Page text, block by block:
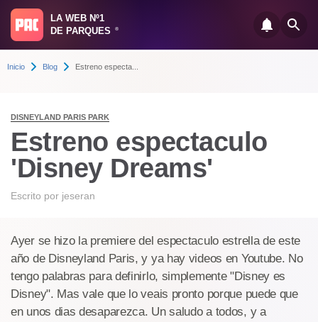
LA WEB Nº1
DE PARQUES
®
Inicio Blog Estreno especta...
DISNEYLAND PARIS PARK
Estreno espectaculo
'Disney Dreams'
Escrito por jeseran
Ayer se hizo la premiere del espectaculo estrella de este
año de Disneyland Paris, y ya hay videos en Youtube. No
tengo palabras para definirlo, simplemente "Disney es
Disney". Mas vale que lo veais pronto porque puede que
en unos dias desaparezca. Un saludo a todos, y a